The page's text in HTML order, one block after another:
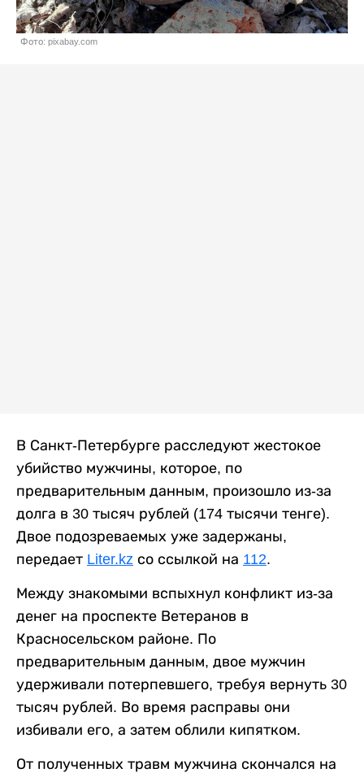
Фото: pixabay.com
В Санкт-Петербурге расследуют жестокое
убийство мужчины, которое, по
предварительным данным, произошло из-за
долга в 30 тысяч рублей (174 тысячи тенге).
Двое подозреваемых уже задержаны,
передает Liter.kz со ссылкой на 112.
Между знакомыми вспыхнул конфликт из-за
денег на проспекте Ветеранов в
Красносельском районе. По
предварительным данным, двое мужчин
удерживали потерпевшего, требуя вернуть 30
тысяч рублей. Во время расправы они
избивали его, а затем облили кипятком.
От полученных травм мужчина скончался на